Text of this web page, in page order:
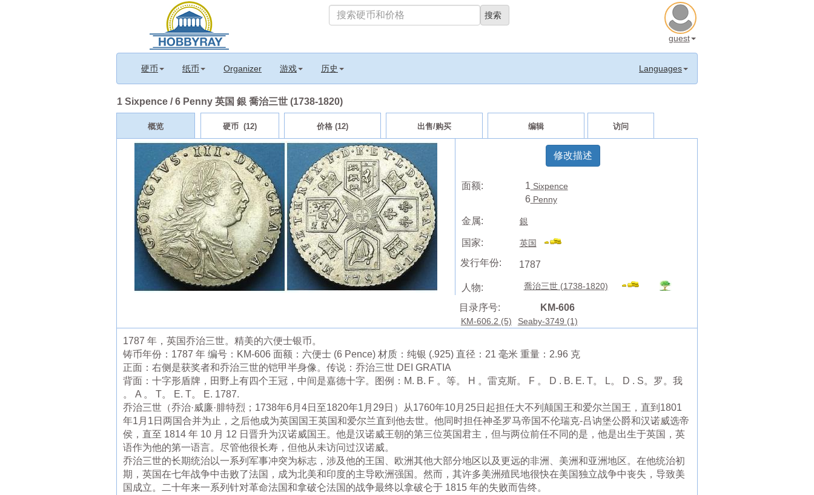
guest
硬币 纸币 Organizer 游戏 历史 Languages
1 Sixpence / 6 Penny 英国 銀 喬治三世 (1738-1820)
概览 硬币 (12) 价格 (12) 出售/购买 编辑 访问
修改描述
面额: 1 Sixpence
6Penny
金属: 銀
国家: 英国
发行年份: 1787
人物: 喬治三世 (1738-1820)
目录序号: KM-606
KM-606.2 (5) Seaby-3749 (1)
1787 年，英国乔治三世。精美的六便士银币。
铸币年份：1787 年 编号：KM-606 面额：六便士 (6 Pence) 材质：纯银 (.925) 直径：21 毫米 重量：2.96 克
正面：右侧是获奖者和乔治三世的铠甲半身像。传说：乔治三世 DEI GRATIA
背面：十字形盾牌，田野上有四个王冠，中间是嘉德十字。图例：M. B. F 。等。 H 。雷克斯。 F 。 D . B. E. T。 L。 D . S。罗。我
。 A 。 T。 E. T。 E. 1787.
乔治三世（乔治·威廉·腓特烈；1738年6月4日至1820年1月29日）从1760年10月25日起担任大不列颠国王和爱尔兰国王，直到1801
年1月1日两国合并为止，之后他成为英国国王英国和爱尔兰直到他去世。他同时担任神圣罗马帝国不伦瑞克-吕讷堡公爵和汉诺威选帝
侯，直至 1814 年 10 月 12 日晋升为汉诺威国王。他是汉诺威王朝的第三位英国君主，但与两位前任不同的是，他是出生于英国，英
语作为他的第一语言。尽管他很长寿，但他从未访问过汉诺威。
乔治三世的长期统治以一系列军事冲突为标志，涉及他的王国、欧洲其他大部分地区以及更远的非洲、美洲和亚洲地区。在他统治初
期，英国在七年战争中击败了法国，成为北美和印度的主导欧洲强国。然而，其许多美洲殖民地很快在美国独立战争中丧失，导致美
国成立。二十年来一系列针对革命法国和拿破仑法国的战争最终以拿破仑于 1815 年的失败而告终。